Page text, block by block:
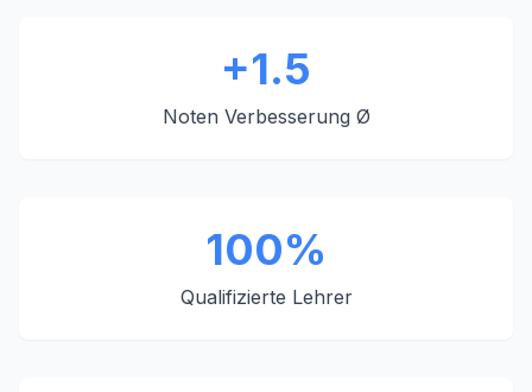
+1.5
Noten Verbesserung Ø
100%
Qualifizierte Lehrer